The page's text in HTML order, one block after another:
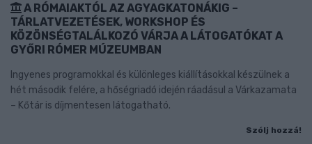
A RÓMAIAKTÓL AZ AGYAGKATONÁKIG –
TÁRLATVEZETÉSEK, WORKSHOP ÉS
KÖZÖNSÉGTALÁLKOZÓ VÁRJA A LÁTOGATÓKAT A
GYŐRI RÓMER MÚZEUMBAN
Ingyenes programokkal és különleges kiállításokkal készülnek a
hét második felére, a hőségriadó idején ráadásul a Várkazamata
– Kőtár is díjmentesen látogatható.
Szólj hozzá!